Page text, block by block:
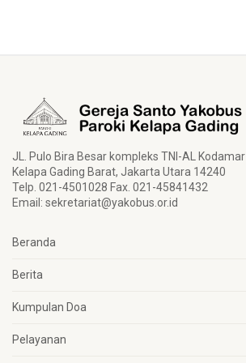
JL. Pulo Bira Besar kompleks TNI-AL Kodamar
Kelapa Gading Barat, Jakarta Utara 14240
Telp. 021-4501028 Fax. 021-45841432
Email: sekretariat@yakobus.or.id
Beranda
Berita
Kumpulan Doa
Pelayanan